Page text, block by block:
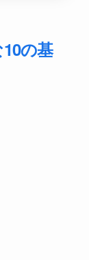
の基